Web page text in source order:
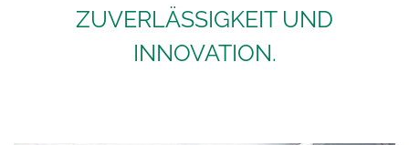
ZUVERLÄSSIGKEIT UND
INNOVATION.